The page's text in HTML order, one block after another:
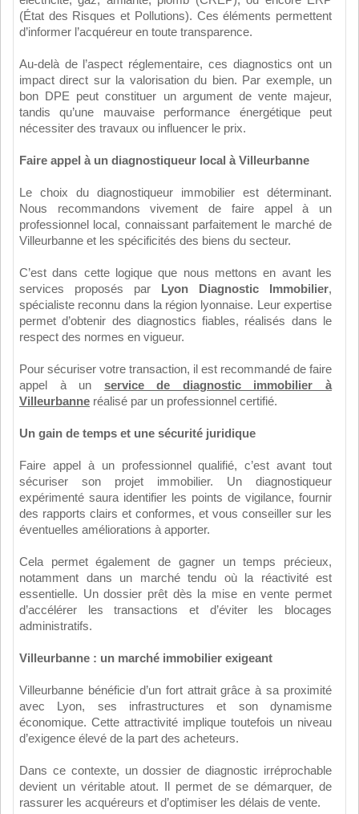
(État des Risques et Pollutions). Ces éléments permettent
d’informer l’acquéreur en toute transparence.
Au-delà de l’aspect réglementaire, ces diagnostics ont un
impact direct sur la valorisation du bien. Par exemple, un
bon DPE peut constituer un argument de vente majeur,
tandis qu’une mauvaise performance énergétique peut
nécessiter des travaux ou influencer le prix.
Faire appel à un diagnostiqueur local à Villeurbanne
Le choix du diagnostiqueur immobilier est déterminant.
Nous recommandons vivement de faire appel à un
professionnel local, connaissant parfaitement le marché de
Villeurbanne et les spécificités des biens du secteur.
C’est dans cette logique que nous mettons en avant les
services proposés par
Lyon Diagnostic Immobilier,
spécialiste reconnu dans la région lyonnaise. Leur expertise
permet d’obtenir des diagnostics fiables, réalisés dans le
respect des normes en vigueur.
Pour sécuriser votre transaction, il est recommandé de faire
appel à un service de diagnostic immobilier à
Villeurbanne réalisé par un professionnel certifié.
Un gain de temps et une sécurité juridique
Faire appel à un professionnel qualifié, c’est avant tout
sécuriser son projet immobilier. Un diagnostiqueur
expérimenté saura identifier les points de vigilance, fournir
des rapports clairs et conformes, et vous conseiller sur les
éventuelles améliorations à apporter.
Cela permet également de gagner un temps précieux,
notamment dans un marché tendu où la réactivité est
essentielle. Un dossier prêt dès la mise en vente permet
d’accélérer les transactions et d’éviter les blocages
administratifs.
Villeurbanne : un marché immobilier exigeant
Villeurbanne bénéficie d’un fort attrait grâce à sa proximité
avec Lyon, ses infrastructures et son dynamisme
économique. Cette attractivité implique toutefois un niveau
d’exigence élevé de la part des acheteurs.
Dans ce contexte, un dossier de diagnostic irréprochable
devient un véritable atout. Il permet de se démarquer, de
rassurer les acquéreurs et d’optimiser les délais de vente.